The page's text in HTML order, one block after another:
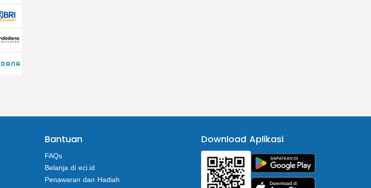
Bantuan
FAQs
Belanja di eci.id
Penawaran dan Hadiah
Download Aplikasi